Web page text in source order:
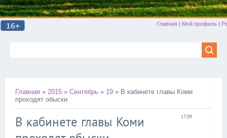
Главная | Мой профиль |
Главная » 2015 » Сентябрь » 19 » В кабинете главы Коми
проходят обыски
17:09
В кабинете главы Коми